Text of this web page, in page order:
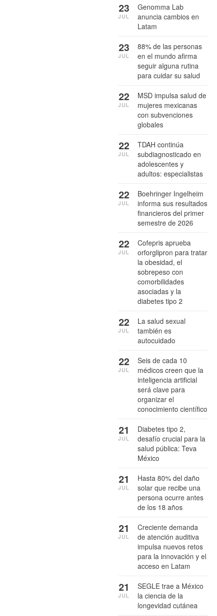
Genomma Lab
anuncia cambios en
Latam
23
JUL
88% de las personas
en el mundo afirma
seguir alguna rutina
para cuidar su salud
23
JUL
MSD impulsa salud de
mujeres mexicanas
con subvenciones
globales
22
JUL
TDAH continúa
subdiagnosticado en
adolescentes y
adultos: especialistas
22
JUL
Boehringer Ingelheim
informa sus resultados
financieros del primer
semestre de 2026
22
JUL
Cofepris aprueba
orforglipron para tratar
la obesidad, el
sobrepeso con
comorbilidades
asociadas y la
diabetes tipo 2
22
JUL
La salud sexual
también es
autocuidado
22
JUL
Seis de cada 10
médicos creen que la
inteligencia artificial
será clave para
organizar el
conocimiento científico
22
JUL
Diabetes tipo 2,
desafío crucial para la
salud pública: Teva
México
21
JUL
Hasta 80% del daño
solar que recibe una
persona ocurre antes
de los 18 años
21
JUL
Creciente demanda
de atención auditiva
impulsa nuevos retos
para la innovación y el
acceso en Latam
21
JUL
SEGLE trae a México
la ciencia de la
longevidad cutánea
21
JUL